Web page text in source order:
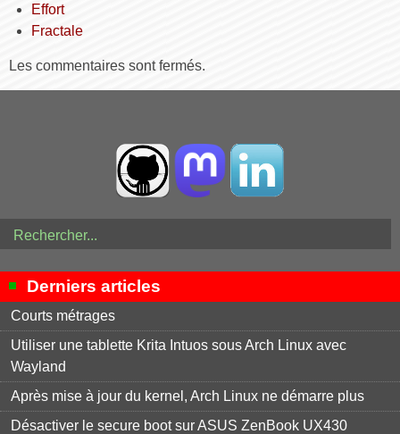
Effort
Fractale
Les commentaires sont fermés.
Derniers articles
Courts métrages
Utiliser une tablette Krita Intuos sous Arch Linux avec
Wayland
Après mise à jour du kernel, Arch Linux ne démarre plus
Désactiver le secure boot sur ASUS ZenBook UX430